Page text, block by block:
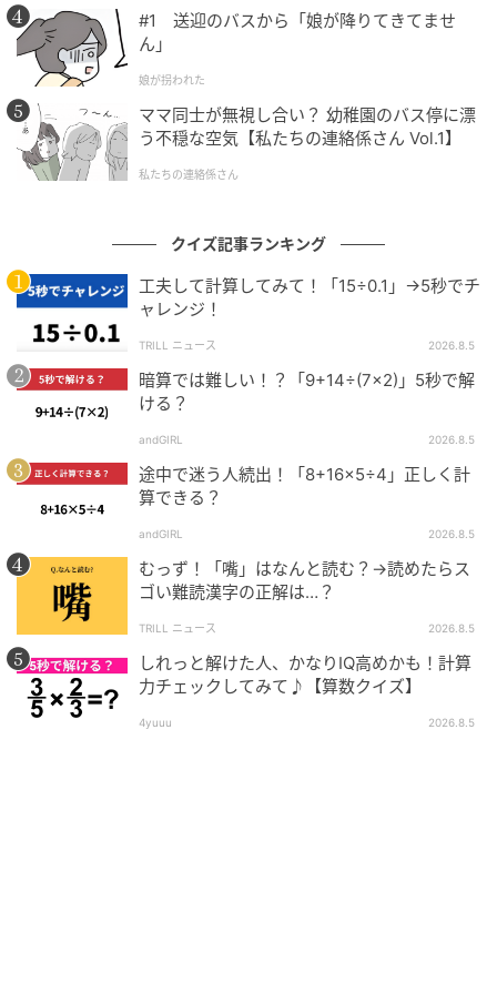
#1 送迎のバスから「娘が降りてきてませ
ん」
娘が拐われた
ママ同士が無視し合い？ 幼稚園のバス停に漂
う不穏な空気【私たちの連絡係さん Vol.1】
私たちの連絡係さん
クイズ記事ランキング
工夫して計算してみて！「15÷0.1」→5秒でチ
ャレンジ！
TRILL ニュース 2026.8.5
暗算では難しい！？「9+14÷(7×2)」5秒で解
ける？
andGIRL 2026.8.5
途中で迷う人続出！「8+16×5÷4」正しく計
算できる？
andGIRL 2026.8.5
むっず！「嘴」はなんと読む？→読めたらス
ゴい難読漢字の正解は…？
TRILL ニュース 2026.8.5
しれっと解けた人、かなりIQ高めかも！計算
力チェックしてみて♪【算数クイズ】
4yuuu 2026.8.5